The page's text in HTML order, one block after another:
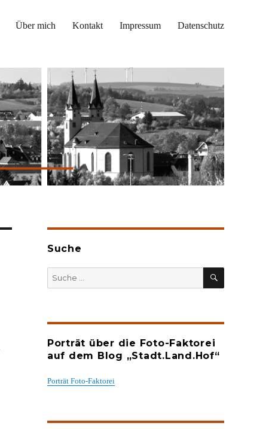
Über mich Kontakt Impressum Datenschutz
Suche
SUCHEN
Porträt über die Foto-Faktorei
auf dem Blog „Stadt.Land.Hof“
Porträt Foto-Faktorei